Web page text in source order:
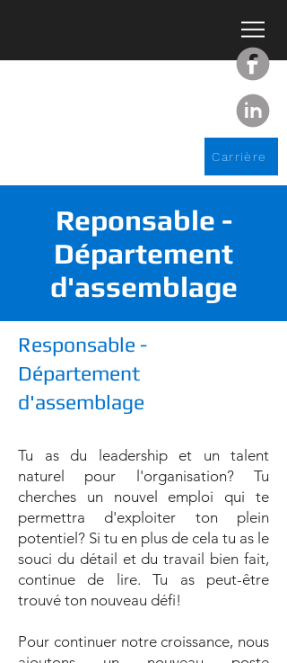
Carrière
Reponsable -
Département
d'assemblage
Responsable -
Département
d'assemblage
Tu as du leadership et un talent
naturel pour l'organisation? Tu
cherches un nouvel emploi qui te
permettra d'exploiter ton plein
potentiel? Si tu en plus de cela tu as le
souci du détail et du travail bien fait,
continue de lire. Tu as peut-être
trouvé ton nouveau défi!
Pour continuer notre croissance, nous